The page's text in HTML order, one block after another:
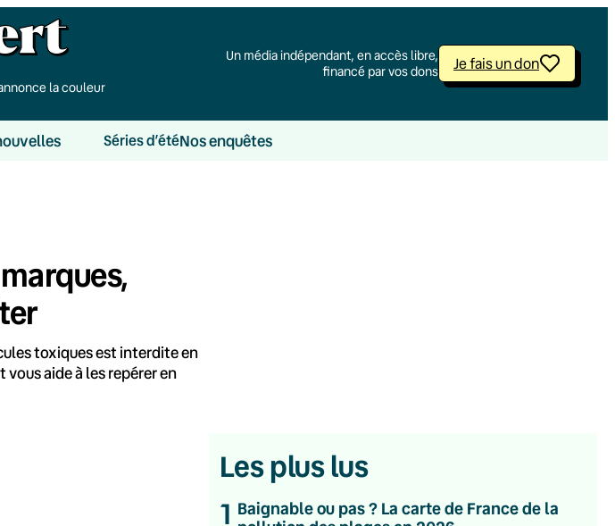
la couleur
Un média indépendant, en accès libre,
financé par vos dons
Je fais un don
Séries d’étéNos enquêtes
toxiques est interdite en
aide à les repérer en
Les plus lus
1 Baignable ou pas ? La carte de France de la